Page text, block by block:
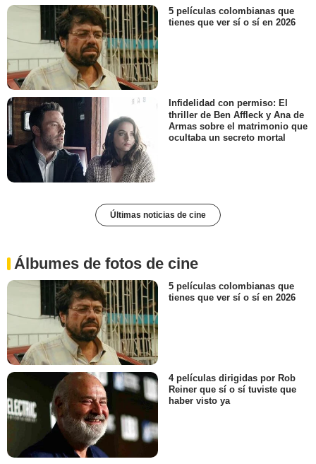
5 películas colombianas que
tienes que ver sí o sí en 2026
Infidelidad con permiso: El
thriller de Ben Affleck y Ana de
Armas sobre el matrimonio que
ocultaba un secreto mortal
Últimas noticias de cine
Álbumes de fotos de cine
5 películas colombianas que
tienes que ver sí o sí en 2026
4 películas dirigidas por Rob
Reiner que sí o sí tuviste que
haber visto ya